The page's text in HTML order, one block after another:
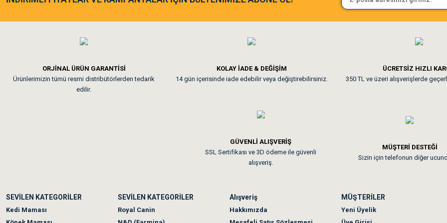
Tavşanım kafesinin kalitesine ve paketlemesine bayıldım Pamuk için aradığım tüm
Kedilerim beğeniyorlar. Memnunuz. Uygun fiyatta olması iyi.
Akşam verdiğim sipariş bir sonraki gün elime ulaştı. Jack russell köpeğim severek yedi. Tüy
ORJİNAL ÜRÜN GARANTİSİ
Ürünlerimizin tümü resmi distribütörlerden tedarik
edilir.
KOLAY İADE & DEĞİŞİM
14 gün içerisinde iade edebilir veya değiştirebilirsiniz.
ÜCRETSİZ HIZLI
350 TL ve üzeri alışverişlerde
GÜVENLİ ALIŞVERİŞ
SSL Sertifikası ve 3D ödeme ile güvenli
alışveriş.
MÜŞTERİ DESTEĞİ
Sizin için telefonun diğer
SEVİLEN KATEGORİLER
Kedi Maması
SEVİLEN KATEGORİLER
Royal Canin
Alışveriş
Hakkımızda
MÜŞTERİLER
Yeni Üyelik